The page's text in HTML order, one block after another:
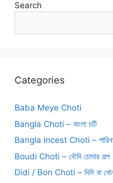
Search
Categories
Baba Meye Choti
Bangla Choti – বাংলা চটি
Bangla Incest Choti –
Boudi Choti – বৌদি চোদার গল্প
Didi / Bon Choti – দিদি বা বোন